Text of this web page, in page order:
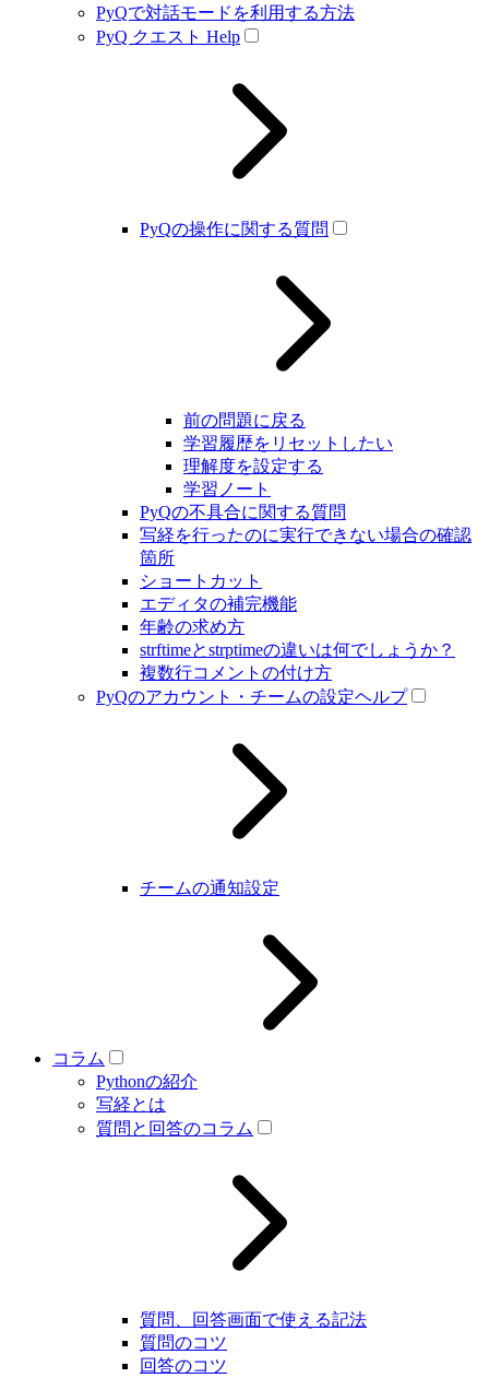
PyQで対話モードを利用する方法
PyQ クエスト Help
PyQの操作に関する質問
前の問題に戻る
学習履歴をリセットしたい
理解度を設定する
学習ノート
PyQの不具合に関する質問
写経を行ったのに実行できない場合の確認
箇所
ショートカット
エディタの補完機能
年齢の求め方
strftimeとstrptimeの違いは何でしょうか？
複数行コメントの付け方
PyQのアカウント・チームの設定ヘルプ
チームの通知設定
コラム
Pythonの紹介
写経とは
質問と回答のコラム
質問、回答画面で使える記法
質問のコツ
回答のコツ